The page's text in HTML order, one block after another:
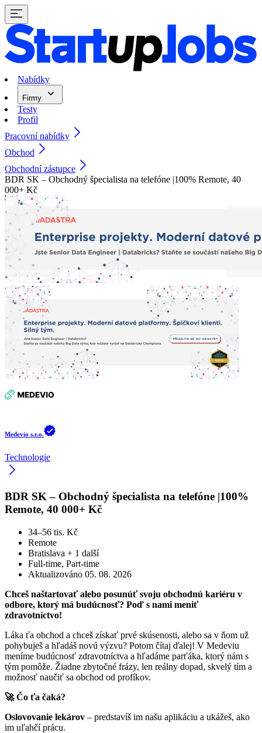
Nabídky
Firmy
Testy
Profil
Pracovní nabídky
Obchod
Obchodní zástupce
BDR SK – Obchodný špecialista na telefóne |100% Remote, 40
000+ Kč
Medevio s.r.o.
Technologie
BDR SK – Obchodný špecialista na telefóne |100%
Remote, 40 000+ Kč
34–56 tis. Kč
Remote
Bratislava + 1 další
Full-time, Part-time
Aktualizováno 05. 08. 2026
Chceš naštartovať alebo posunúť svoju obchodnú kariéru v
odbore, ktorý má budúcnosť? Poď s nami meniť
zdravotníctvo!
Láka ťa obchod a chceš získať prvé skúsenosti, alebo sa v ňom už
pohybuješ a hľadáš novú výzvu? Potom čítaj ďalej! V Medeviu
meníme budúcnosť zdravotníctva a hľadáme parťáka, ktorý nám s
tým pomôže. Žiadne zbytočné frázy, len reálny dopad, skvelý tím a
možnosť naučiť sa obchod od profíkov.
🚀 Čo ťa čaká?
Oslovovanie lekárov – predstavíš im našu aplikáciu a ukážeš, ako
im uľahčí prácu.